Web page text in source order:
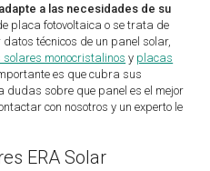
a las necesidades de su
placa fotovoltaica o se trata de
técnicos de un panel solar,
monocristalinos y placas
es que cubra sus
dudas sobre que panel es el mejor
con nosotros y un experto le
ERA Solar